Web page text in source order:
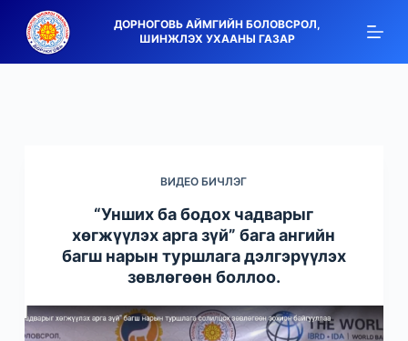
i
ДОРНОГОВЬ АЙМГИЙН БОЛОВСРОЛ,
ШИНЖЛЭХ УХААНЫ ГАЗАР
ВИДЕО БИЧЛЭГ
“Унших ба бодох чадварыг
хөгжүүлэх арга зүй” бага ангийн
багш нарын туршлага дэлгэрүүлэх
зөвлөгөөн боллоо.